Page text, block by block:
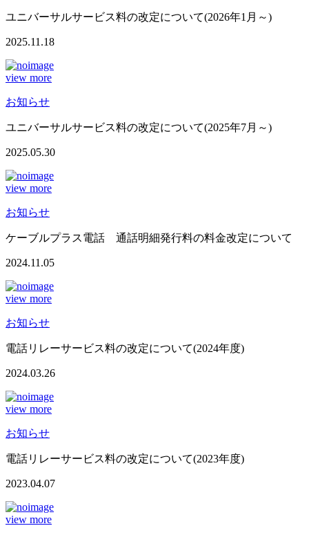
ユニバーサルサービス料の改定について(2026年1月～)
2025.11.18
view more
お知らせ
ユニバーサルサービス料の改定について(2025年7月～)
2025.05.30
view more
お知らせ
ケーブルプラス電話 通話明細発行料の料金改定について
2024.11.05
view more
お知らせ
電話リレーサービス料の改定について(2024年度)
2024.03.26
view more
お知らせ
電話リレーサービス料の改定について(2023年度)
2023.04.07
view more